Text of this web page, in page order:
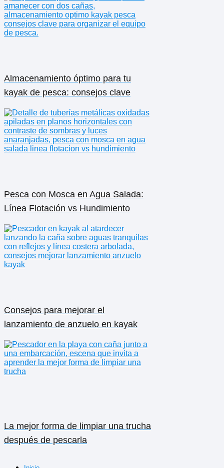
Almacenamiento óptimo para tu
kayak de pesca: consejos clave
Pesca con Mosca en Agua Salada:
Línea Flotación vs Hundimiento
Consejos para mejorar el
lanzamiento de anzuelo en kayak
La mejor forma de limpiar una trucha
después de pescarla